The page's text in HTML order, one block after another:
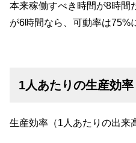
本来稼働すべき時間が8時間
が6時間なら、可動率は75%
1人あたりの生産効率
生産効率（1人あたりの出来